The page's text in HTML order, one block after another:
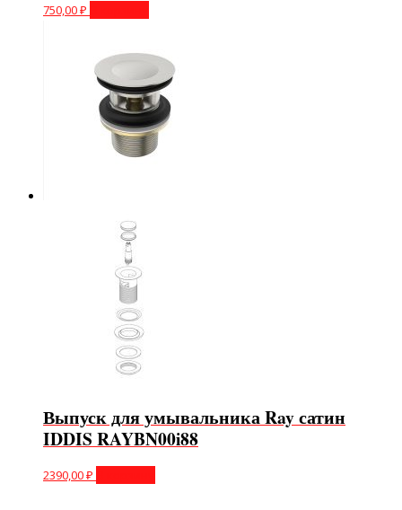
750,00₽
Выпуск для умывальника Ray сатин
IDDIS RAYBN00i88
2390,00₽